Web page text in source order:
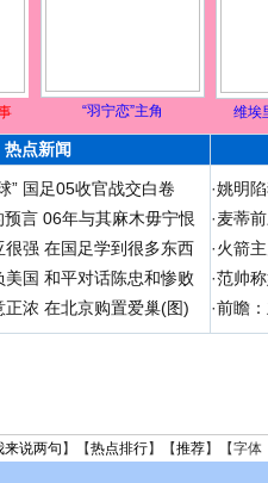
“羽宁恋”主角 维埃
热点新闻
” 国足05收官战交白卷
言 06年与其麻木毋宁恨
很强 在国足学到很多东西
国 和平对话陈忠和惨败
浓 在北京购置爱巢(图)
·姚明
·麦蒂
·火箭
·范帅
·前瞻
来说两句 】【热点排行】【推荐】【字体